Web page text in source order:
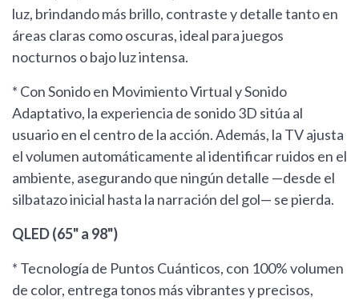
luz, brindando más brillo, contraste y detalle tanto en
áreas claras como oscuras, ideal para juegos
nocturnos o bajo luz intensa.
* Con Sonido en Movimiento Virtual y Sonido
Adaptativo, la experiencia de sonido 3D sitúa al
usuario en el centro de la acción. Además, la TV ajusta
el volumen automáticamente al identificar ruidos en el
ambiente, asegurando que ningún detalle —desde el
silbatazo inicial hasta la narración del gol— se pierda.
QLED (65" a 98")
* Tecnología de Puntos Cuánticos, con 100% volumen
de color, entrega tonos más vibrantes y precisos,